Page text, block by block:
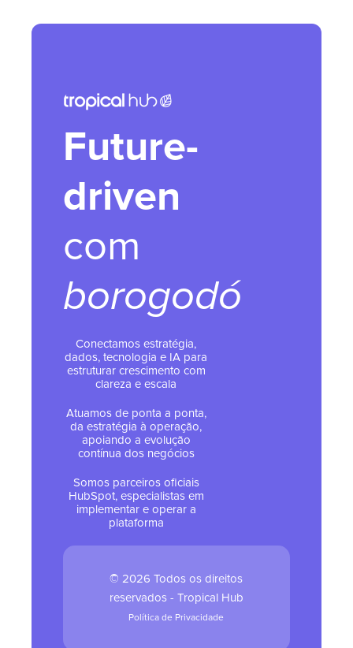
Future-
driven
com
borogodó
Conectamos estratégia,
dados, tecnologia e IA para
estruturar crescimento com
clareza e escala
Atuamos de ponta a ponta,
da estratégia à operação,
apoiando a evolução
contínua dos negócios
Somos parceiros oficiais
HubSpot, especialistas em
implementar e operar a
plataforma
© 2026 Todos os direitos
reservados - Tropical Hub
Política de Privacidade